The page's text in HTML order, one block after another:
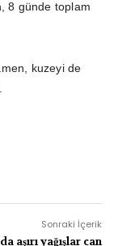
8 günde toplam
kuzeyi de
Sonraki İçerik
aşırı yağışlar can